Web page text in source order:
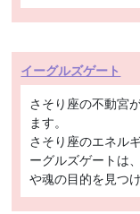
イーグルズゲート
さそり座の不動宮
ます。
さそり座のエネル
ーグルズゲートは
や魂の目的を見つ